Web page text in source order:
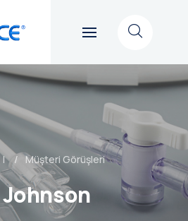
| Müşteri Görüşleri